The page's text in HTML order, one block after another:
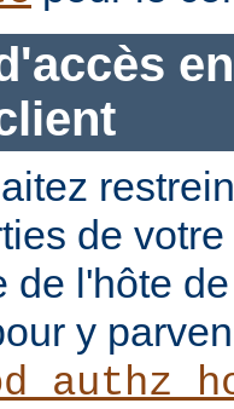
de
de l'hôte
y